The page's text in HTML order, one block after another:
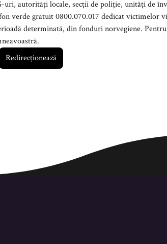
a asigura o continuitate în
dumneavoastră.
Redirecționează